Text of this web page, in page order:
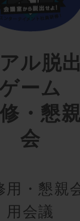
ル脱
ーム
・懇
会
用・懇親
用会議